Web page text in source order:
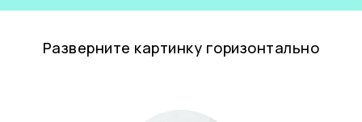
Разверните картинку горизонтально